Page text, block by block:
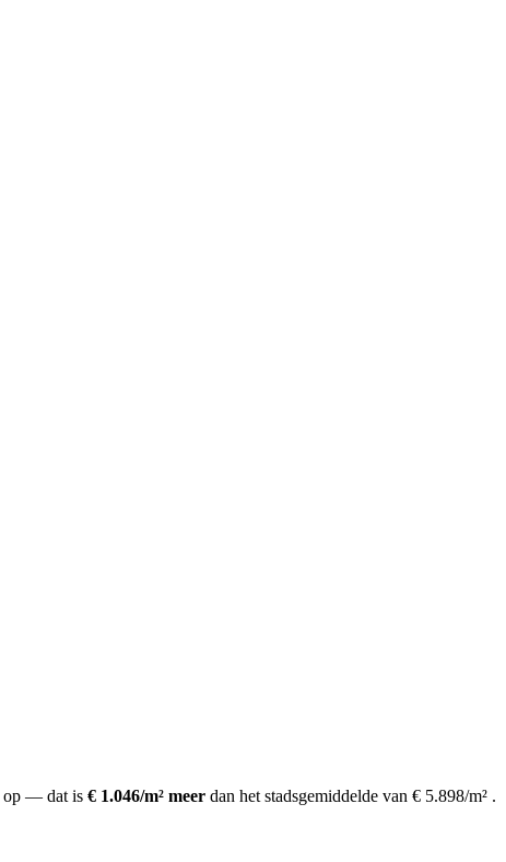
op — dat is € 1.046/m² meer dan het stadsgemiddelde van € 5.898/m² .